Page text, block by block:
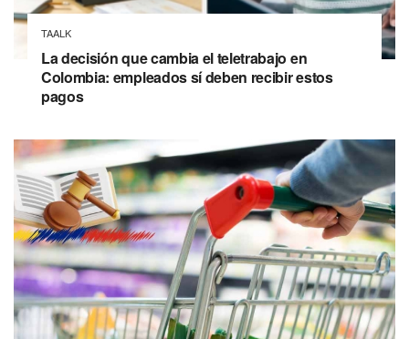
TAALK
La decisión que cambia el teletrabajo en
Colombia: empleados sí deben recibir estos
pagos